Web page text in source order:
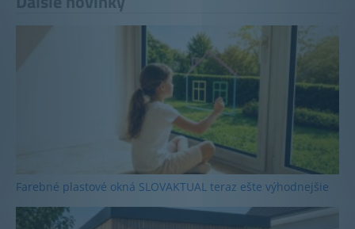
Farebné plastové okná SLOVAKTUAL teraz ešte výhodnejšie